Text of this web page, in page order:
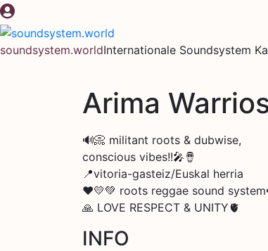
Zum
Inhalt
springen
soundsystem.worldInternationale Soundsystem
Arima
🔊📀 militant roots & dubwise,
conscious vibes!!🎤🪘
📍vitoria-gasteiz/Euskal herria
❤️💛💚 roots reggae sound
🙏 LOVE RESPECT & UNITY🫀
INFO